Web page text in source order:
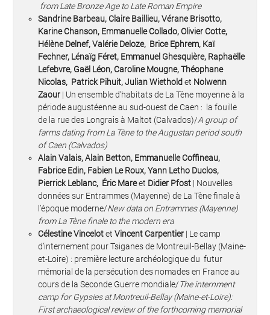
from Late Bronze Age to Late Roman Empire
Sandrine Barbeau, Claire Baillieu, Vérane Brisotto,
Karine Chanson, Emmanuelle Collado, Olivier Cotte,
Hélène Delnef, Valérie Deloze, Brice Ephrem, Kaï
Fechner, Lénaïg Féret, Emmanuel Ghesquière, Raphaëlle
Lefebvre, Gaël Léon, Caroline Mougne, Théophane
Nicolas, Patrick Pihuit, Julian Wiethold et Nolwenn
Zaour | Un ensemble d’habitats de La Tène moyenne à la
période augustéenne au sud-ouest de Caen : la fouille
de la rue des Longrais à Maltot (Calvados)/A group of
farms dating from La Tène to the Augustan period south
of Caen (Calvados)
Alain Valais, Alain Betton, Emmanuelle Coffineau,
Fabrice Edin, Fabien Le Roux, Yann Letho Duclos,
Pierrick Leblanc, Éric Mareet Didier Pfost | Nouvelles
données sur Entrammes (Mayenne) de La Tène finale à
l’époque moderne/New data on Entrammes (Mayenne)
from La Tène finale to the modern era
Célestine Vincelotet Vincent Carpentier | Le camp
d’internement pour Tsiganes de Montreuil-Bellay (Maine-
et-Loire) : première lecture archéologique du futur
mémorial de la persécution des nomades en France au
cours de la Seconde Guerre mondiale/The internment
camp for Gypsies at Montreuil-Bellay (Maine-et-Loire):
First archaeological review of the forthcoming memorial